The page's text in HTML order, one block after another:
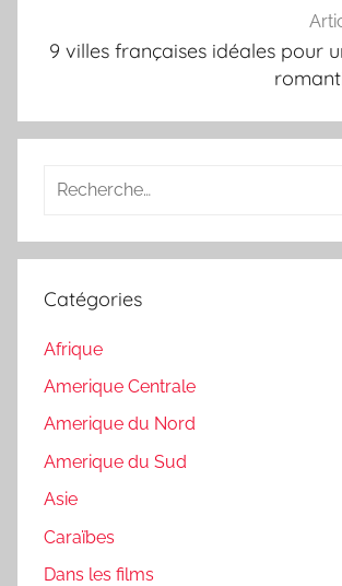
9 villes françaises idéales pour
Recherche
:
Catégories
Afrique
Amerique Centrale
Amerique du Nord
Amerique du Sud
Asie
Caraïbes
Dans les films